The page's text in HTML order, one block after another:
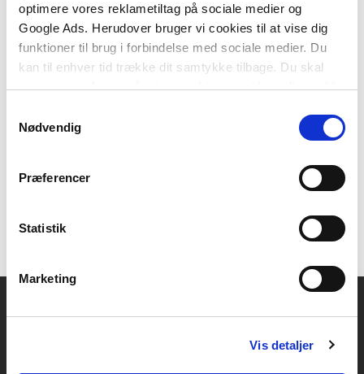
optimere vores reklametiltag på sociale medier og
Google Ads. Herudover bruger vi cookies til at vise dig
funktioner til brug i forbindelse med sociale medier. Du
kan til enhver tid trække dit samtykke tilbage. Du skal
være opmærksom på, at vores hjemmeside muligvis ikke
tilbagetrækker et samtykke.
Nødvendig
Præferencer
Statistik
Marketing
Vis detaljer
Det spørgsmål har Jim C. Collins sat sig for at
besvare.
Good to Great giver han indbik i sit
researcharbejde,som er blevet
stilles til virksomheder, som vil hæve sig op over
det almindelige. Vil gå fra Good til Great – og blive